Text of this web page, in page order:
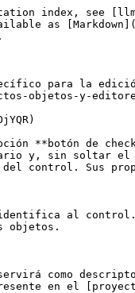
index, see
as
para la
objetos-y-
**botón de
y, sin soltar el
control. Sus
identifica al
objetos.
servirá como
en el